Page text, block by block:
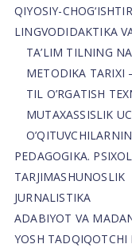
QIYOSIY-
LINGVODIDAKTIKA
TA’LIM TILNING
METODIKA
TIL O’RGATISH
MUTAXASSISLIK
PEDAGOGIKA.
TARJIMASHUNOSLIK
JURNALISTIKA
ADABIYOT VA
YOSH TADQIQOTCHI